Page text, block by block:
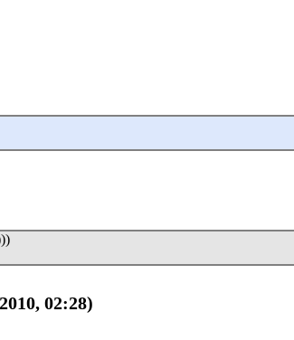
02:28)